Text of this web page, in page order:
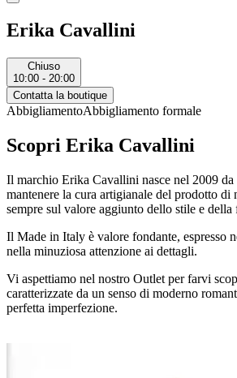
Erika Cavallini
Chiuso
10:00 - 20:00
Contatta la boutique
AbbigliamentoAbbigliamento formale
Scopri Erika Cavallini
Il marchio Erika Cavallini nasce nel 2009
mantenere la cura artigianale del prodotto di
sempre sul valore aggiunto dello stile e della
Il Made in Italy è valore fondante, espresso
nella minuziosa attenzione ai dettagli.
Vi aspettiamo nel nostro Outlet per farvi
caratterizzate da un senso di moderno
perfetta imperfezione.